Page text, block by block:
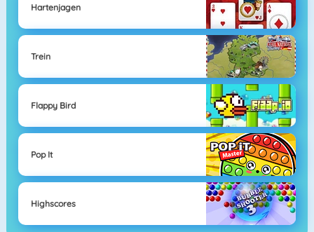
Hartenjagen
Trein
Flappy Bird
Pop It
Highscores